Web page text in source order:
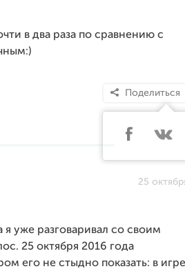
в два раза по сравнению с
Поделиться
25
уже разговаривал со своим
25 октября 2016 года
его не стыдно показать: в игре